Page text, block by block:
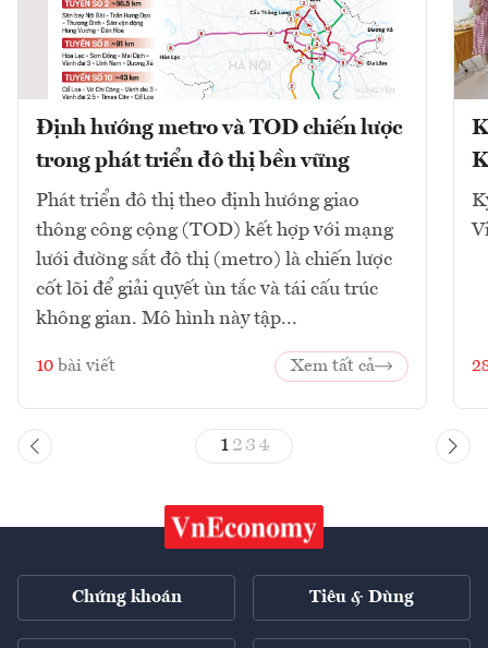
Định hướng metro và TOD chiến lược
trong phát triển đô thị bền vững
Phát triển đô thị theo định hướng giao
thông công cộng (TOD) kết hợp với mạng
lưới đường sắt đô thị (metro) là chiến lược
cốt lõi để giải quyết ùn tắc và tái cấu trúc
không gian. Mô hình này tập...
10 bài viết Xem tất cả
1 23 4
Chứng khoán Tiêu & Dùng